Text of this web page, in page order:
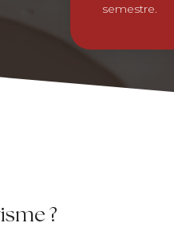
semestre.
?